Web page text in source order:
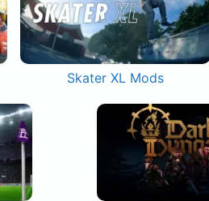
Skater XL Mods